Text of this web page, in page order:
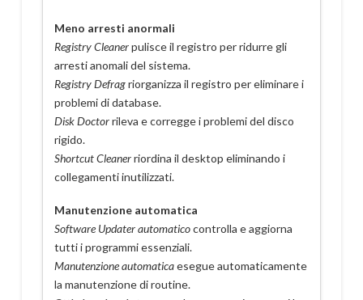
Meno arresti anormali
Registry Cleanerpulisce il registro per ridurre gli
arresti anomali del sistema.
Registry Defragriorganizza il registro per eliminare i
problemi di database.
Disk Doctorrileva e corregge i problemi del disco
rigido.
Shortcut Cleanerriordina il desktop eliminando i
collegamenti inutilizzati.
Manutenzione automatica
Software Updater automaticocontrolla e aggiorna
tutti i programmi essenziali.
Manutenzione automaticaesegue automaticamente
la manutenzione di routine.